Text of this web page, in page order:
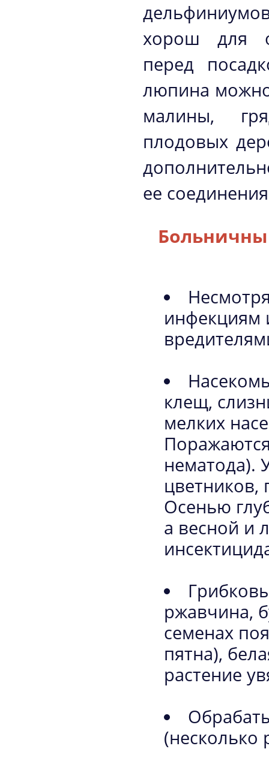
хорош для
перед
люпина
малины,
плодовых
ее
клещ,
мелких
нематода).
цветников,
Осенью
а весной и
ржавчина,
семенах
пятна),
растение
(несколько